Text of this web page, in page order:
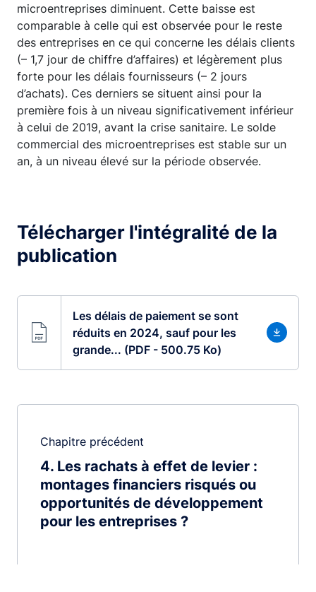
microentreprises diminuent. Cette baisse est
comparable à celle qui est observée pour le reste
des entreprises en ce qui concerne les délais clients
(– 1,7 jour de chiffre d’affaires) et légèrement plus
forte pour les délais fournisseurs (– 2 jours
d’achats). Ces derniers se situent ainsi pour la
première fois à un niveau significativement inférieur
à celui de 2019, avant la crise sanitaire. Le solde
commercial des microentreprises est stable sur un
an, à un niveau élevé sur la période observée.
Télécharger l'intégralité de la
publication
Les délais de paiement se sont
réduits en 2024, sauf pour les
grande... (PDF - 500.75 Ko)
Chapitre précédent
4 Les rachats à effet de levier :
montages financiers risqués ou
opportunités de développement
pour les entreprises ?